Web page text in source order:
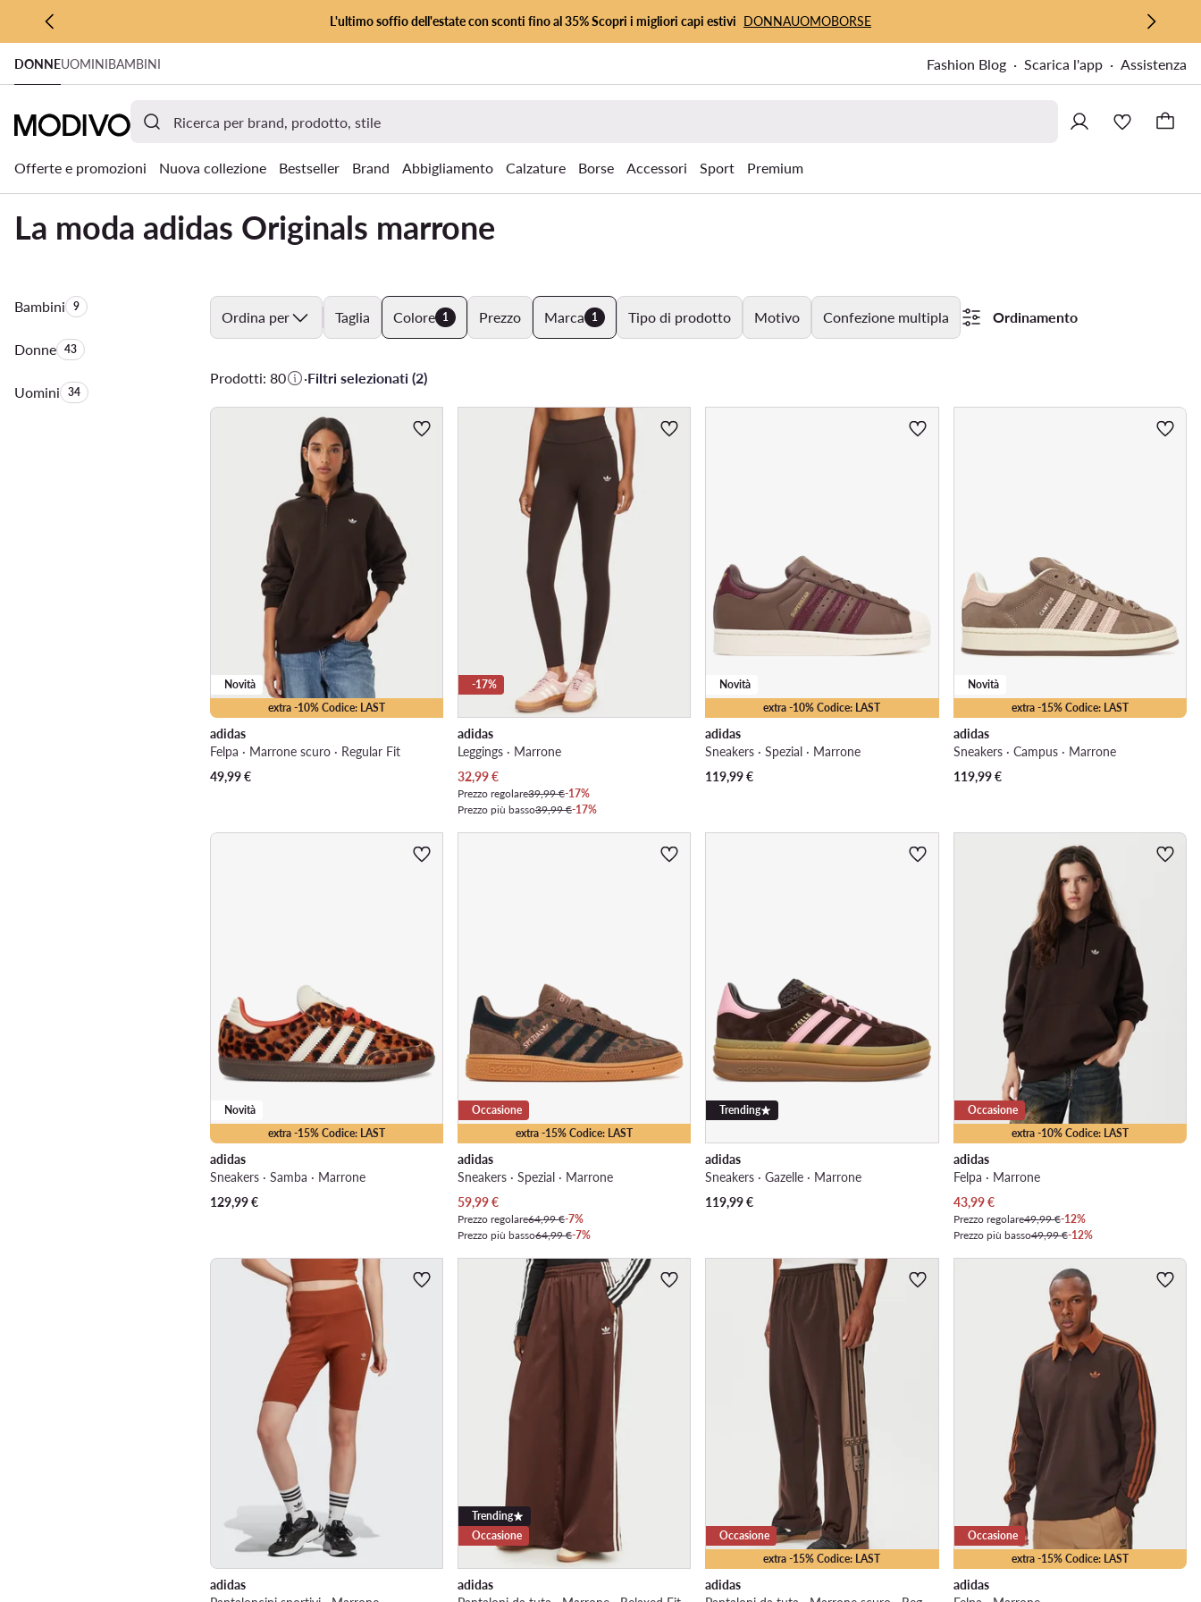
VAI AL CONTENUTO PRINCIPALE
VAI ALLA RICERCA
L'ultimo soffio dell'estate con sconti fino al 35% Scopri i migliori capi estivi DONNAUOMOBORSE
DONNEUOMINIBAMBINI Fashion Blog Scarica l'app Assistenza
Offerte e promozioni Nuova collezione Bestseller Brand Abbigliamento Calzature Borse Accessori Sport Premium
La moda adidas Originals marrone
BambiniQuantità di prodotti:
9
DonneQuantità di prodotti:
43
UominiQuantità di prodotti:
34
Ordina per Taglia Colore 1 Prezzo Marca 1 Tipo di prodotto Motivo Confezione multipla Ordinamento
Prodotti: 80 ·Filtri selezionati (2)
extra -10% Codice: LAST
Novità
adidas
Felpa · Marrone scuro · Regular Fit
49,99€
-17%
adidas
Leggings · Marrone
Prezzo attuale
32,99€
Prezzo regolare39,99 €-17%
Prezzo più basso39,99 €-17%
extra -10% Codice: LAST
Novità
adidas
Sneakers · Spezial · Marrone
119,99€
extra -15% Codice: LAST
Novità
adidas
Sneakers · Campus · Marrone
119,99€
extra -15% Codice: LAST
Novità
adidas
Sneakers · Samba · Marrone
129,99€
extra -15% Codice: LAST
Occasione
adidas
Sneakers · Spezial · Marrone
Prezzo attuale
59,99€
Prezzo regolare64,99 €-7%
Prezzo più basso64,99 €-7%
Trending
adidas
Sneakers · Gazelle · Marrone
119,99€
extra -10% Codice: LAST
Occasione
adidas
Felpa · Marrone
Prezzo attuale
43,99€
Prezzo regolare49,99 €-12%
Prezzo più basso49,99 €-12%
adidas
Trending
Occasione
adidas
extra -15% Codice: LAST
Occasione
adidas
extra -15% Codice: LAST
Occasione
adidas